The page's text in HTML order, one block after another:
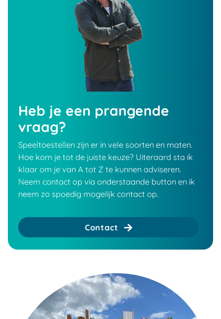
Heb je een prangende
vraag?
Speeltoestellen zijn er in vele soorten en maten.
Hoe kom je tot de juiste keuze? Uiteraard sta ik
klaar om je van A tot Z te kunnen adviseren.
Neem contact op via onderstaande button en ik
neem zo spoedig mogelijk contact op.
Contact